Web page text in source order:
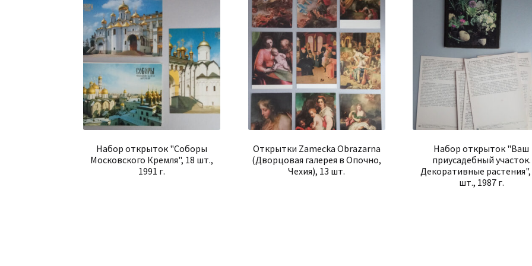
Набор открыток "Соборы
Московского Кремля", 18 шт.,
1991 г.
Открытки Zamecka Obrazarna
(Дворцовая галерея в Опочно,
Чехия), 13 шт.
Набор открыток "Ваш
приусадебный участок.
Декоративные растения",
шт., 1987 г.